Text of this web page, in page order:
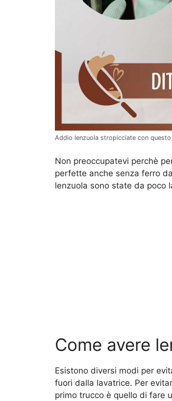
Addio lenzuola stropicciate con
Non preoccupatevi perchè
perfette anche senza ferro
lenzuola sono state da poco
Come avere
Esistono diversi modi per
fuori dalla lavatrice. Per
primo trucco è quello di fare